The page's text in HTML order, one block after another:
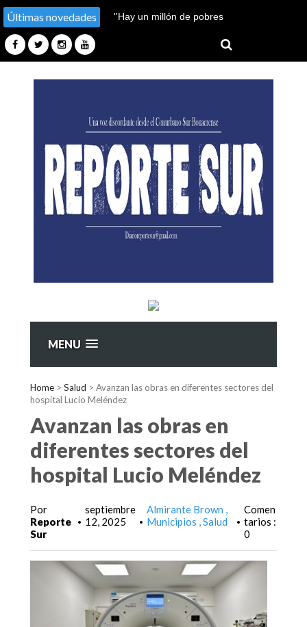
Últimas novedades
''Hay un millón de pobres
MENU
Home > Salud > Avanzan las obras en diferentes sectores del
hospital Lucio Meléndez
Avanzan las obras en
diferentes sectores del
hospital Lucio Meléndez
Por
Reporte
Sur
•
septiembre
12, 2025
•
Almirante Brown
Municipios Salud •
Comen
tarios :
0